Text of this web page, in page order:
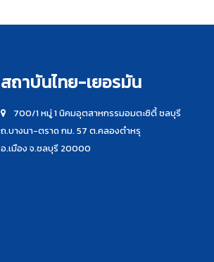
สถาบันไทย-เยอรมัน
700/1 หมู่ 1 นิคมอุตสาหกรรมอมตะซิตี้ ชลบุรี
ถ.บางนา-ตราด กม. 57 ต.คลองตำหรุ
อ.เมือง จ.ชลบุรี 20000